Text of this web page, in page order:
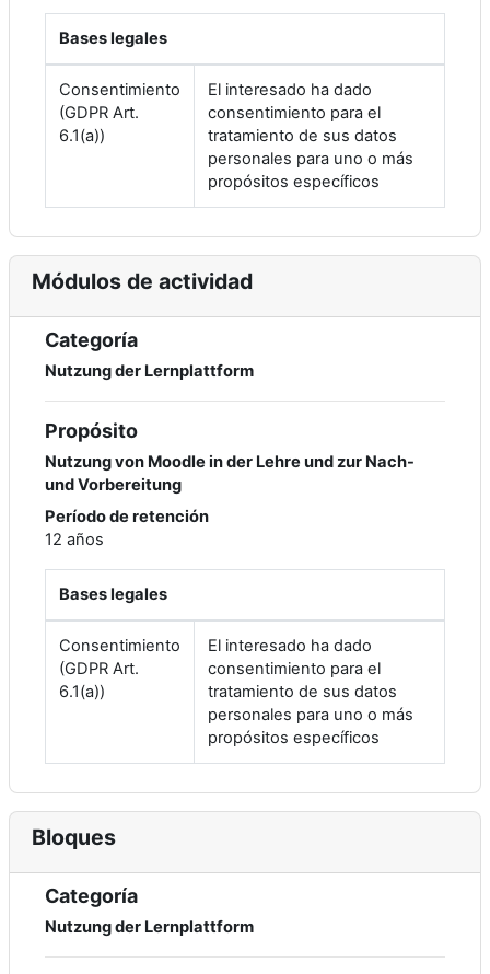
Bases legales
Consentimiento
(GDPR Art.
6.1(a))
El interesado ha dado
consentimiento para el
tratamiento de sus datos
personales para uno o más
propósitos específicos
Módulos de actividad
Categoría
Nutzung der Lernplattform
Propósito
Nutzung von Moodle in der Lehre und zur Nach-
und Vorbereitung
Período de retención
12 años
Bases legales
Consentimiento
(GDPR Art.
6.1(a))
El interesado ha dado
consentimiento para el
tratamiento de sus datos
personales para uno o más
propósitos específicos
Bloques
Categoría
Nutzung der Lernplattform